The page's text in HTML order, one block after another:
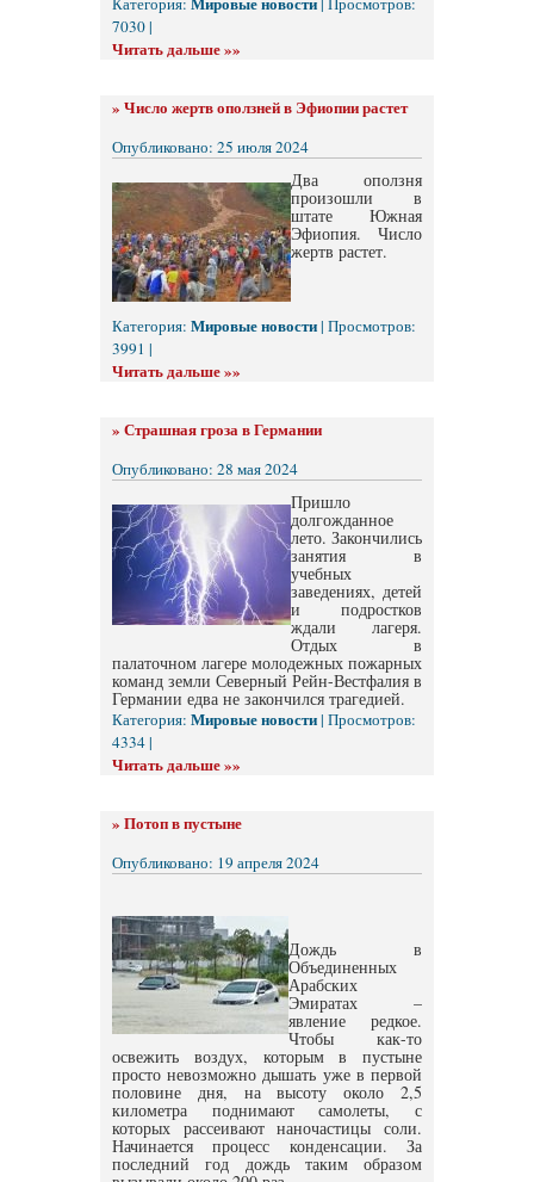
7030 |
Читать дальше »»
» Число жертв оползней в Эфиопии растет
Опубликовано: 25 июля 2024
Два оползня
произошли в
штате Южная
Эфиопия. Число
жертв растет.
Категория: Мировые новости| Просмотров:
3991 |
Читать дальше »»
» Страшная гроза в Германии
Опубликовано: 28 мая 2024
Пришло
долгожданное
лето. Закончились
занятия в
учебных
заведениях, детей
и подростков
ждали лагеря.
Отдых в
палаточном лагере молодежных пожарных
команд земли Северный Рейн-Вестфалия в
Германии едва не закончился трагедией.
Категория: Мировые новости| Просмотров:
4334 |
Читать дальше »»
» Потоп в пустыне
Опубликовано: 19 апреля 2024
Дождь в
Объединенных
Арабских
Эмиратах –
явление редкое.
Чтобы как-то
освежить воздух, которым в пустыне
просто невозможно дышать уже в первой
половине дня, на высоту около 2,5
километра поднимают самолеты, с
которых рассеивают наночастицы соли.
Начинается процесс конденсации. За
последний год дождь таким образом